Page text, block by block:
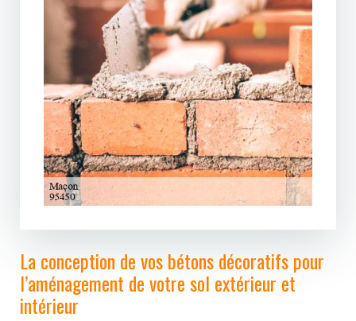
La conception de vos bétons décoratifs pour
l’aménagement de votre sol extérieur et
intérieur